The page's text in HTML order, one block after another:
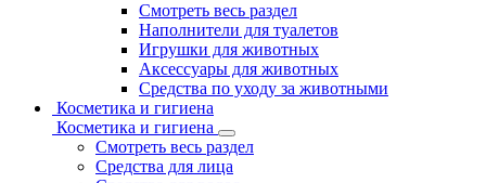
Смотреть весь раздел
Наполнители для туалетов
Игрушки для животных
Аксессуары для животных
Средства по уходу за животными
Косметика и гигиена
Косметика и гигиена
Смотреть весь раздел
Средства для лица